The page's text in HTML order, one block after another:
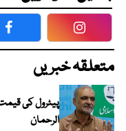
Facebook
متعلقہ خبریں
الرحمان